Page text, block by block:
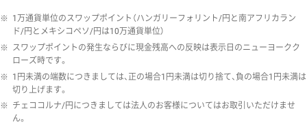
※ 1万通貨単位のスワップポイント（ハンガリーフォリント/円と南アフリカラン
ド/円とメキシコペソ/円は10万通貨単位）
※ スワップポイントの発生ならびに現金残高への反映は表示日のニューヨークク
ローズ時です。
※ 1円未満の端数につきましては、正の場合1円未満は切り捨て、負の場合1円未満は
切り上げます。
※ チェココルナ/円につきましては法人のお客様についてはお取引いただけませ
ん。